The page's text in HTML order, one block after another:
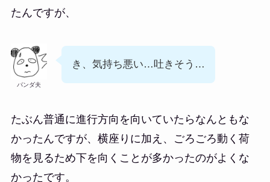
たんですが、
パンダ夫
き、気持ち悪い…吐きそう…
たぶん普通に進行方向を向いていたらなんともな
かったんですが、横座りに加え、ごろごろ動く荷
物を見るため下を向くことが多かったのがよくな
かったです。